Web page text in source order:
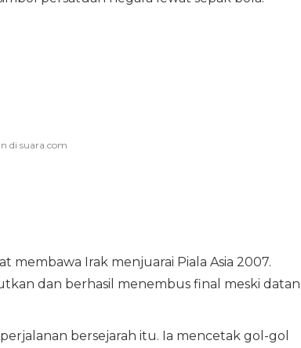
membawa Irak menjuarai Piala Asia 2007.
dan berhasil menembus final meski
bersejarah itu. Ia mencetak gol-gol